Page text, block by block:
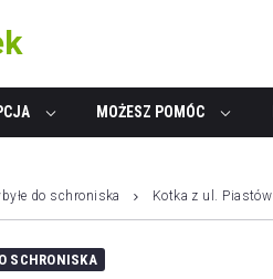
MOŻESZ POMÓC
do schroniska Kotka z ul. Piastów
SCHRONISKA